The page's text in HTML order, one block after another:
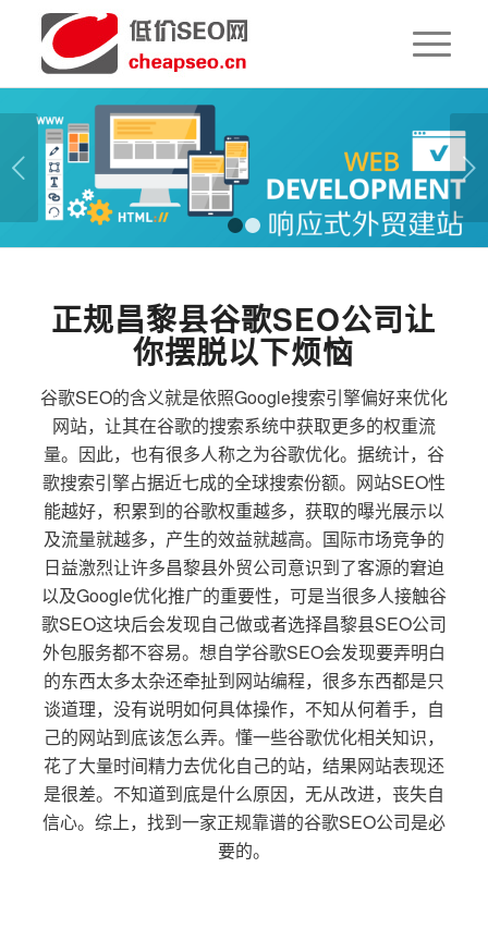
下一页
1 2
正规昌黎县谷歌SEO公司让
你摆脱以下烦恼
谷歌SEO的含义就是依照Google搜索引擎偏好来优化
网站，让其在谷歌的搜索系统中获取更多的权重流
量。因此，也有很多人称之为谷歌优化。据统计，谷
歌搜索引擎占据近七成的全球搜索份额。网站SEO性
能越好，积累到的谷歌权重越多，获取的曝光展示以
及流量就越多，产生的效益就越高。国际市场竞争的
日益激烈让许多昌黎县外贸公司意识到了客源的窘迫
以及Google优化推广的重要性，可是当很多人接触谷
歌SEO这块后会发现自己做或者选择昌黎县SEO公司
外包服务都不容易。想自学谷歌SEO会发现要弄明白
的东西太多太杂还牵扯到网站编程，很多东西都是只
谈道理，没有说明如何具体操作，不知从何着手，自
己的网站到底该怎么弄。懂一些谷歌优化相关知识，
花了大量时间精力去优化自己的站，结果网站表现还
是很差。不知道到底是什么原因，无从改进，丧失自
信心。综上，找到一家正规靠谱的谷歌SEO公司是必
要的。